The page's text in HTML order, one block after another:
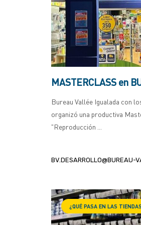
MASTERCLASS en
Bureau Vallée Igualada con
organizó una productiva
"Reproducción ...
BV.DESARROLLO@BUREAU-
¿QUÉ PASA EN LAS